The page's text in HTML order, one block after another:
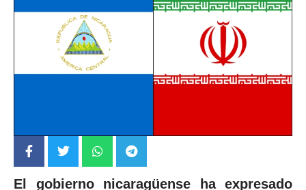
El gobierno nicaragüense ha expresado